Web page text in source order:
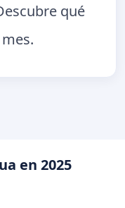
qué
en 2025